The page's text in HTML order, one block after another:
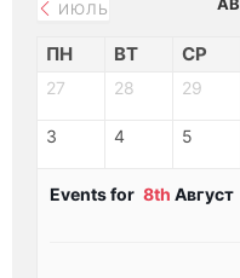
ИЮЛЬ
ПН ВТ СР
27 28 29
3 4 5
Events for 8th Август